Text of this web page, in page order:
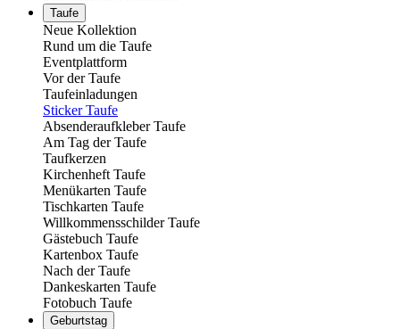
Taufe
Neue Kollektion
Rund um die Taufe
Eventplattform
Vor der Taufe
Taufeinladungen
Sticker Taufe
Absenderaufkleber Taufe
Am Tag der Taufe
Taufkerzen
Kirchenheft Taufe
Menükarten Taufe
Tischkarten Taufe
Willkommensschilder Taufe
Gästebuch Taufe
Kartenbox Taufe
Nach der Taufe
Dankeskarten Taufe
Fotobuch Taufe
Geburtstag